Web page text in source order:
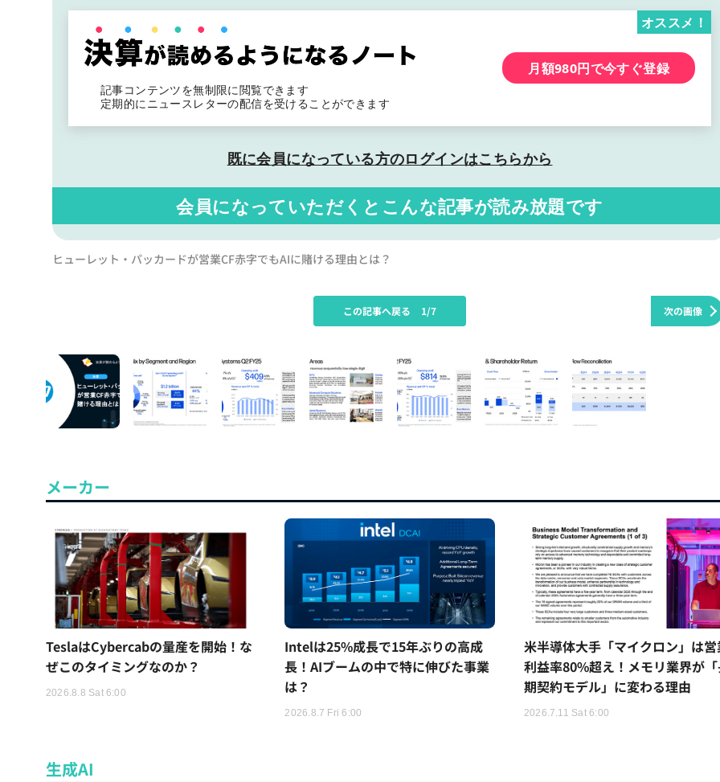
記事コンテンツを無制限に閲覧できます
定期的にニュースレターの配信を受けることができます
オススメ！
月額980円で今すぐ登録
既に会員になっている方のログインはこちらから
会員になっていただくと こんな記事が読み放題です
ヒューレット・パッカードが営業CF赤字でもAIに賭ける理由とは？
次の画像
この記事へ戻る 1/7
メーカー
TeslaはCybercabの量産を開始！な
ぜこのタイミングなのか？
2026.8.8 Sat 6:00
Intelは25%成長で15年ぶりの高成
長！AIブームの中で特に伸びた事業
は？
2026.8.7 Fri 6:00
米半導体大手「マイクロン」は営
利益率80%超え！メモリ業界が
期契約モデル」に変わる理由
2026.7.11 Sat 6:00
生成AI